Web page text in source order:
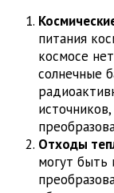
питания
космосе
солнечные
Отходы
могут быть